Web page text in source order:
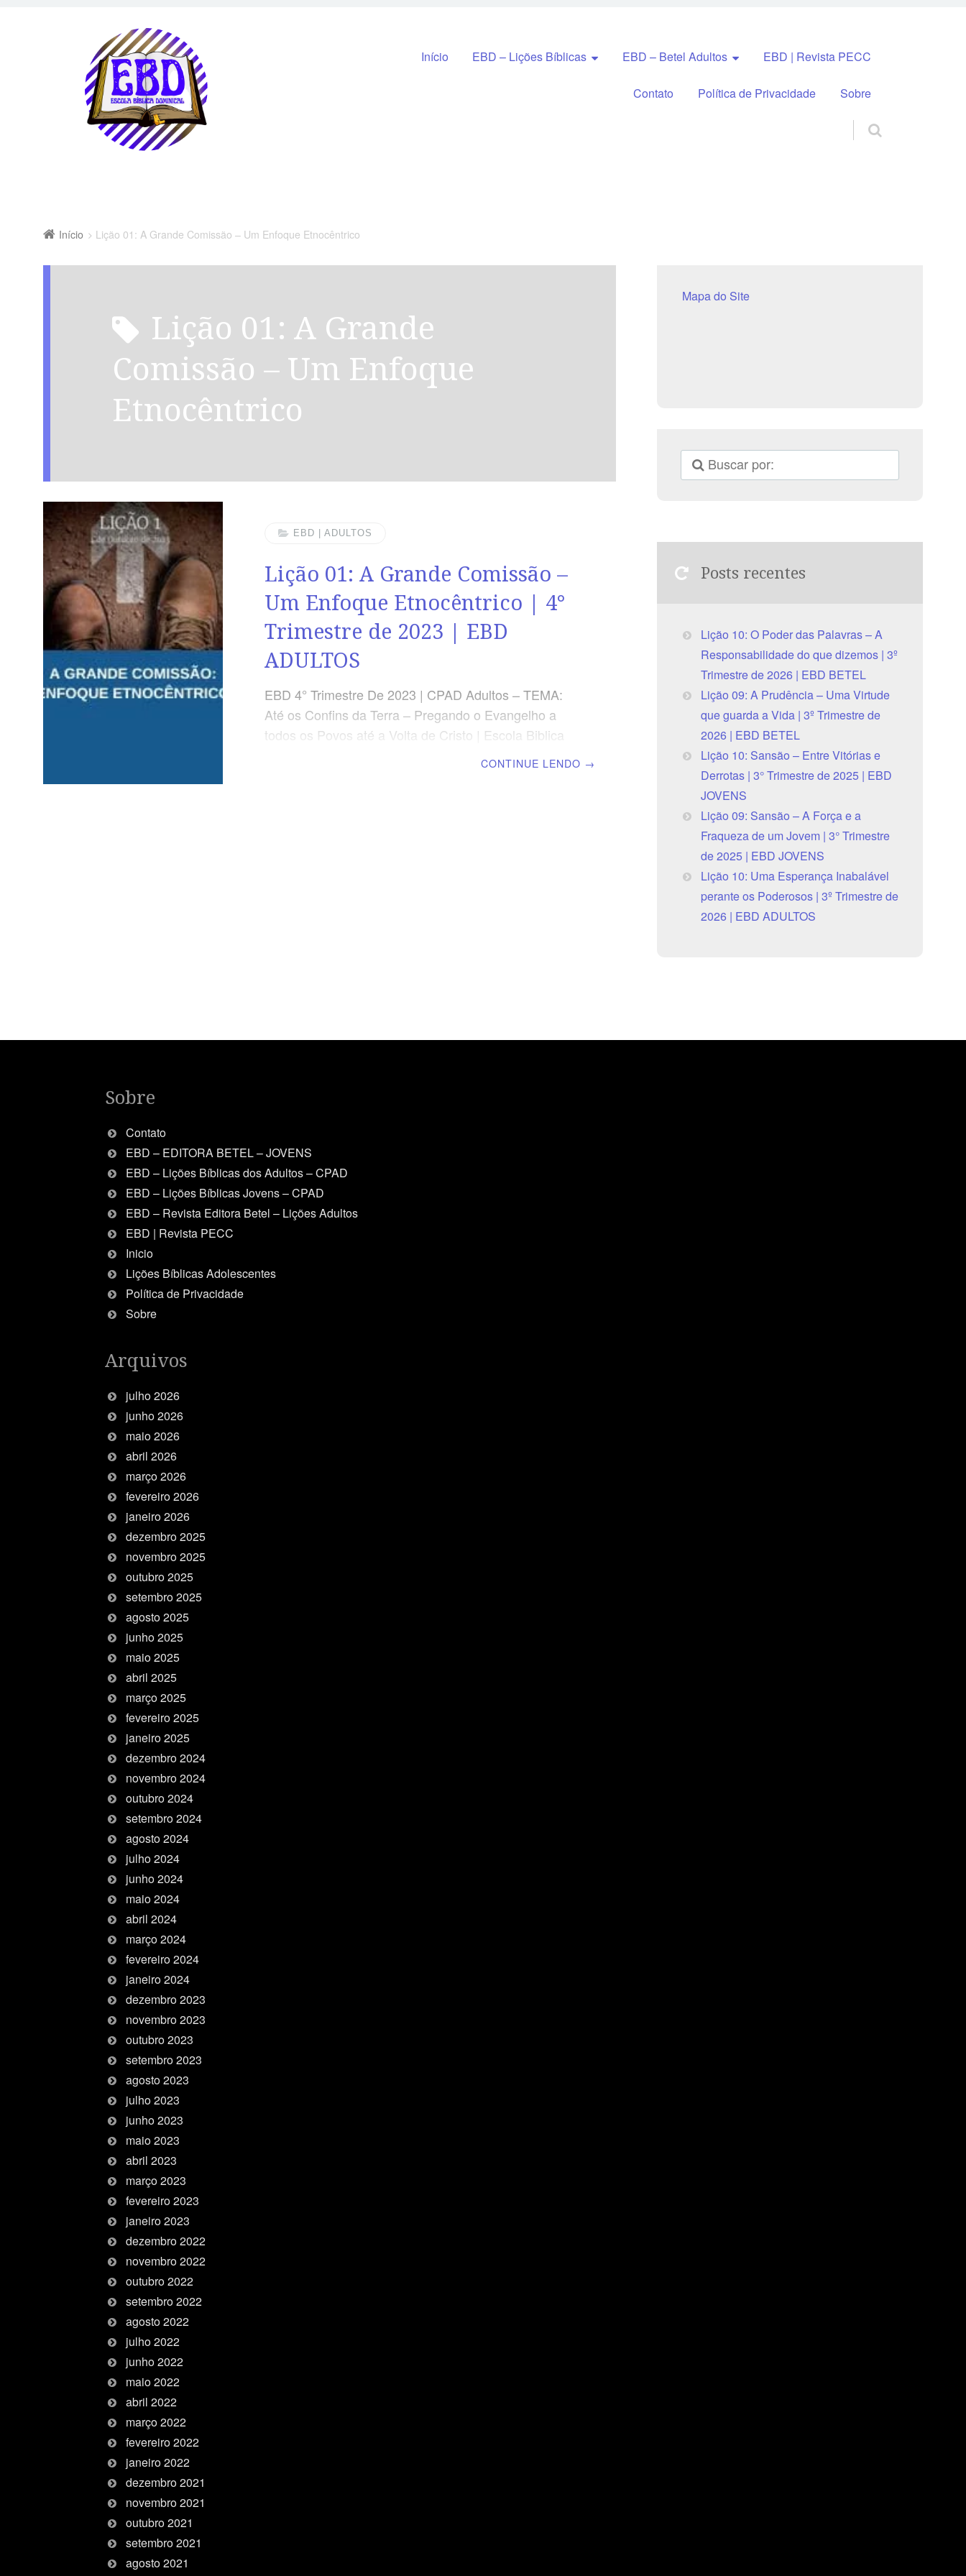
Pular para o conteúdo
Início EBD – Lições Bíblicas EBD – Betel Adultos EBD | Revista PECC
Contato Política de Privacidade Sobre
Início Lição 01: A Grande Comissão – Um Enfoque Etnocêntrico
Lição 01: A Grande
Comissão – Um Enfoque
Etnocêntrico
EBD | ADULTOS
Lição 01: A Grande Comissão –
Um Enfoque Etnocêntrico | 4°
Trimestre de 2023 | EBD
ADULTOS
EBD 4° Trimestre De 2023 | CPAD Adultos – TEMA:
Até os Confins da Terra – Pregando o Evangelho a
todos os Povos até a Volta de Cristo | Escola Biblica
CONTINUE LENDO →
Mapa do Site
Posts recentes
Lição 10: O Poder das Palavras – A
Responsabilidade do que dizemos | 3º
Trimestre de 2026 | EBD BETEL
Lição 09: A Prudência – Uma Virtude
que guarda a Vida | 3º Trimestre de
2026 | EBD BETEL
Lição 10: Sansão – Entre Vitórias e
Derrotas | 3° Trimestre de 2025 | EBD
JOVENS
Lição 09: Sansão – A Força e a
Fraqueza de um Jovem | 3° Trimestre
de 2025 | EBD JOVENS
Lição 10: Uma Esperança Inabalável
perante os Poderosos | 3º Trimestre de
2026 | EBD ADULTOS
Sobre
Contato
EBD – EDITORA BETEL – JOVENS
EBD – Lições Bíblicas dos Adultos – CPAD
EBD – Lições Bíblicas Jovens – CPAD
EBD – Revista Editora Betel – Lições Adultos
EBD | Revista PECC
Inicio
Lições Bíblicas Adolescentes
Política de Privacidade
Sobre
Arquivos
julho 2026
junho 2026
maio 2026
abril 2026
março 2026
fevereiro 2026
janeiro 2026
dezembro 2025
novembro 2025
outubro 2025
setembro 2025
agosto 2025
junho 2025
maio 2025
abril 2025
março 2025
fevereiro 2025
janeiro 2025
dezembro 2024
novembro 2024
outubro 2024
setembro 2024
agosto 2024
julho 2024
junho 2024
maio 2024
abril 2024
março 2024
fevereiro 2024
janeiro 2024
dezembro 2023
novembro 2023
outubro 2023
setembro 2023
agosto 2023
julho 2023
junho 2023
maio 2023
abril 2023
março 2023
fevereiro 2023
janeiro 2023
dezembro 2022
novembro 2022
outubro 2022
setembro 2022
agosto 2022
julho 2022
junho 2022
maio 2022
abril 2022
março 2022
fevereiro 2022
janeiro 2022
dezembro 2021
novembro 2021
outubro 2021
setembro 2021
agosto 2021